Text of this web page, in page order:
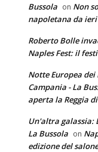
Bussola on Non
napoletana da ieri
Roberto Bolle
Naples Fest: il
Notte Europea
Campania - La
aperta la Reggia
Un'altra galassia:
La Bussola on
edizione del